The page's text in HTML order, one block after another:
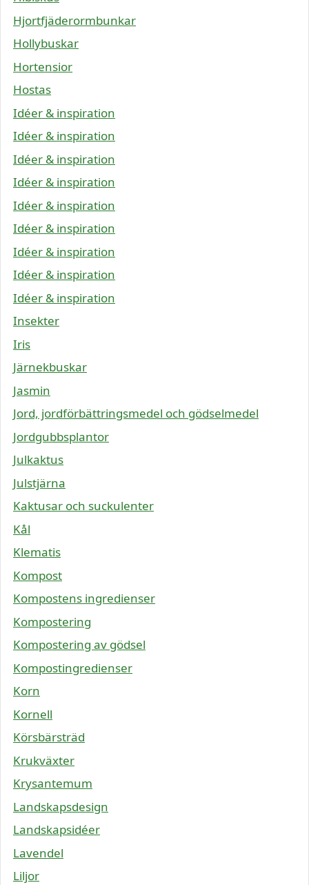
Hjortfjäderormbunkar
Hollybuskar
Hortensior
Hostas
Idéer & inspiration
Idéer & inspiration
Idéer & inspiration
Idéer & inspiration
Idéer & inspiration
Idéer & inspiration
Idéer & inspiration
Idéer & inspiration
Idéer & inspiration
Insekter
Iris
Järnekbuskar
Jasmin
Jord, jordförbättringsmedel och gödselmedel
Jordgubbsplantor
Julkaktus
Julstjärna
Kaktusar och suckulenter
Kål
Klematis
Kompost
Kompostens ingredienser
Kompostering
Kompostering av gödsel
Kompostingredienser
Korn
Kornell
Körsbärsträd
Krukväxter
Krysantemum
Landskapsdesign
Landskapsidéer
Lavendel
Liljor